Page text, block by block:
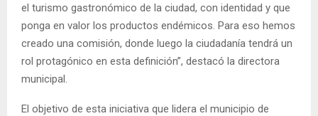
el turismo gastronómico de la ciudad, con identidad y que
ponga en valor los productos endémicos. Para eso hemos
creado una comisión, donde luego la ciudadanía tendrá un
rol protagónico en esta definición”, destacó la directora
municipal.
El objetivo de esta iniciativa que lidera el municipio de